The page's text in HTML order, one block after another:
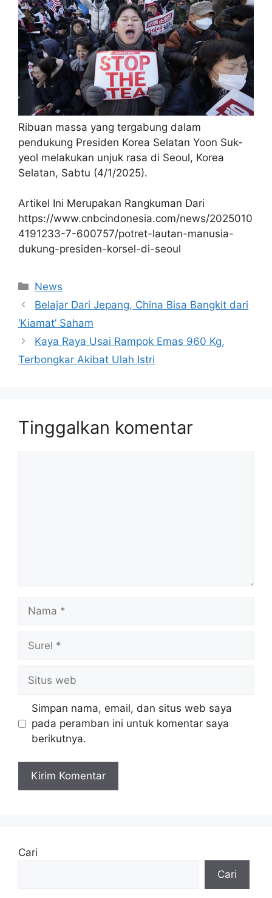
Ribuan massa yang tergabung dalam
pendukung Presiden Korea Selatan Yoon Suk-
yeol melakukan unjuk rasa di Seoul, Korea
Selatan, Sabtu (4/1/2025).
Artikel Ini Merupakan Rangkuman Dari
https://www.cnbcindonesia.com/news/2025010
4191233-7-600757/potret-lautan-manusia-
dukung-presiden-korsel-di-seoul
Kategori
News
Belajar Dari Jepang, China Bisa Bangkit dari
‘Kiamat’ Saham
Kaya Raya Usai Rampok Emas 960 Kg,
Terbongkar Akibat Ulah Istri
Tinggalkan komentar
web
Simpan nama, email, dan situs web saya
pada peramban ini untuk komentar saya
berikutnya.
Cari
Cari